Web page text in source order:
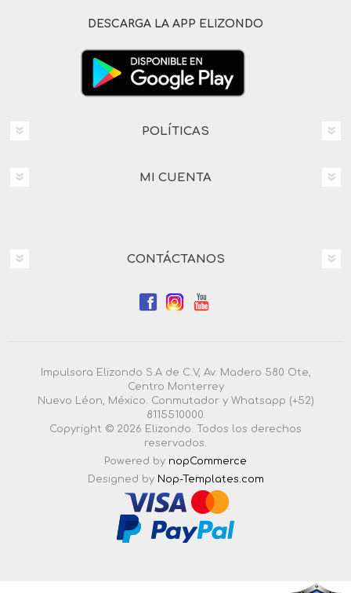
DESCARGA LA APP ELIZONDO
POLÍTICAS
MI CUENTA
CONTÁCTANOS
Impulsora Elizondo S.A de C.V, Av. Madero 580 Ote,
Centro Monterrey
Nuevo Léon, México. Conmutador y Whatsapp (+52)
8115510000.
Copyright © 2026 Elizondo. Todos los derechos
reservados.
Powered by nopCommerce
Designed by Nop-Templates.com